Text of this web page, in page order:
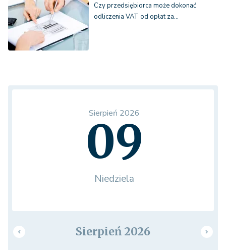
Czy przedsiębiorca może dokonać
odliczenia VAT od opłat za…
Sierpień 2026
09
Niedziela
Sierpień 2026